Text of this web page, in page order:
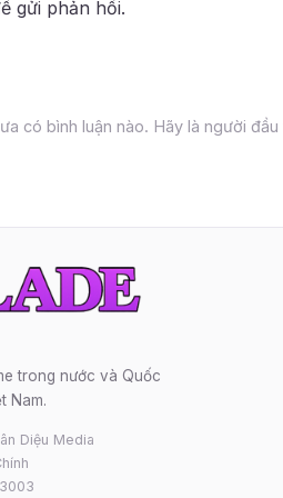
gửi phản hồi.
có bình luận nào. Hãy là người đầu
trong nước và Quốc
Nam.
Diệu Media